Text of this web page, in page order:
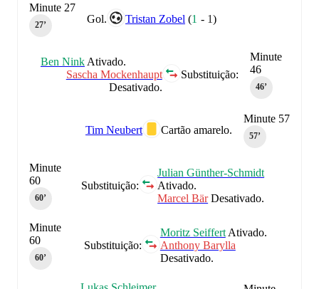
Gol. Tristan Zobel (1 - 1)
Minute 27
27‎’‎
Minute
46
46‎’‎
Substituição:
Ben Nink Ativado.
Sascha Mockenhaupt
Desativado.
Minute 57
57‎’‎
Cartão amarelo.
Tim Neubert
Substituição:
Julian Günther-Schmidt
Ativado.
Marcel BärDesativado.
Minute
60
60‎’‎
Substituição:
Moritz SeiffertAtivado.
Anthony Barylla
Desativado.
Minute
60
60‎’‎